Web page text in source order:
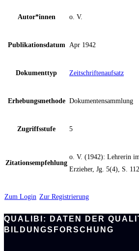
Autor*innen o. V.
Publikationsdatum Apr 1942
Dokumenttyp Zeitschriftenaufsatz
Erhebungsmethode Dokumentensammlung
Zugriffsstufe 5
Zitationsempfehlung
o. V. (1942): Lehrerin
Erzieher, Jg. 5(4), S. 112
Zum Login Zur Registrierung
QUALIBI: DATEN DER
BILDUNGSFORSCHUNG